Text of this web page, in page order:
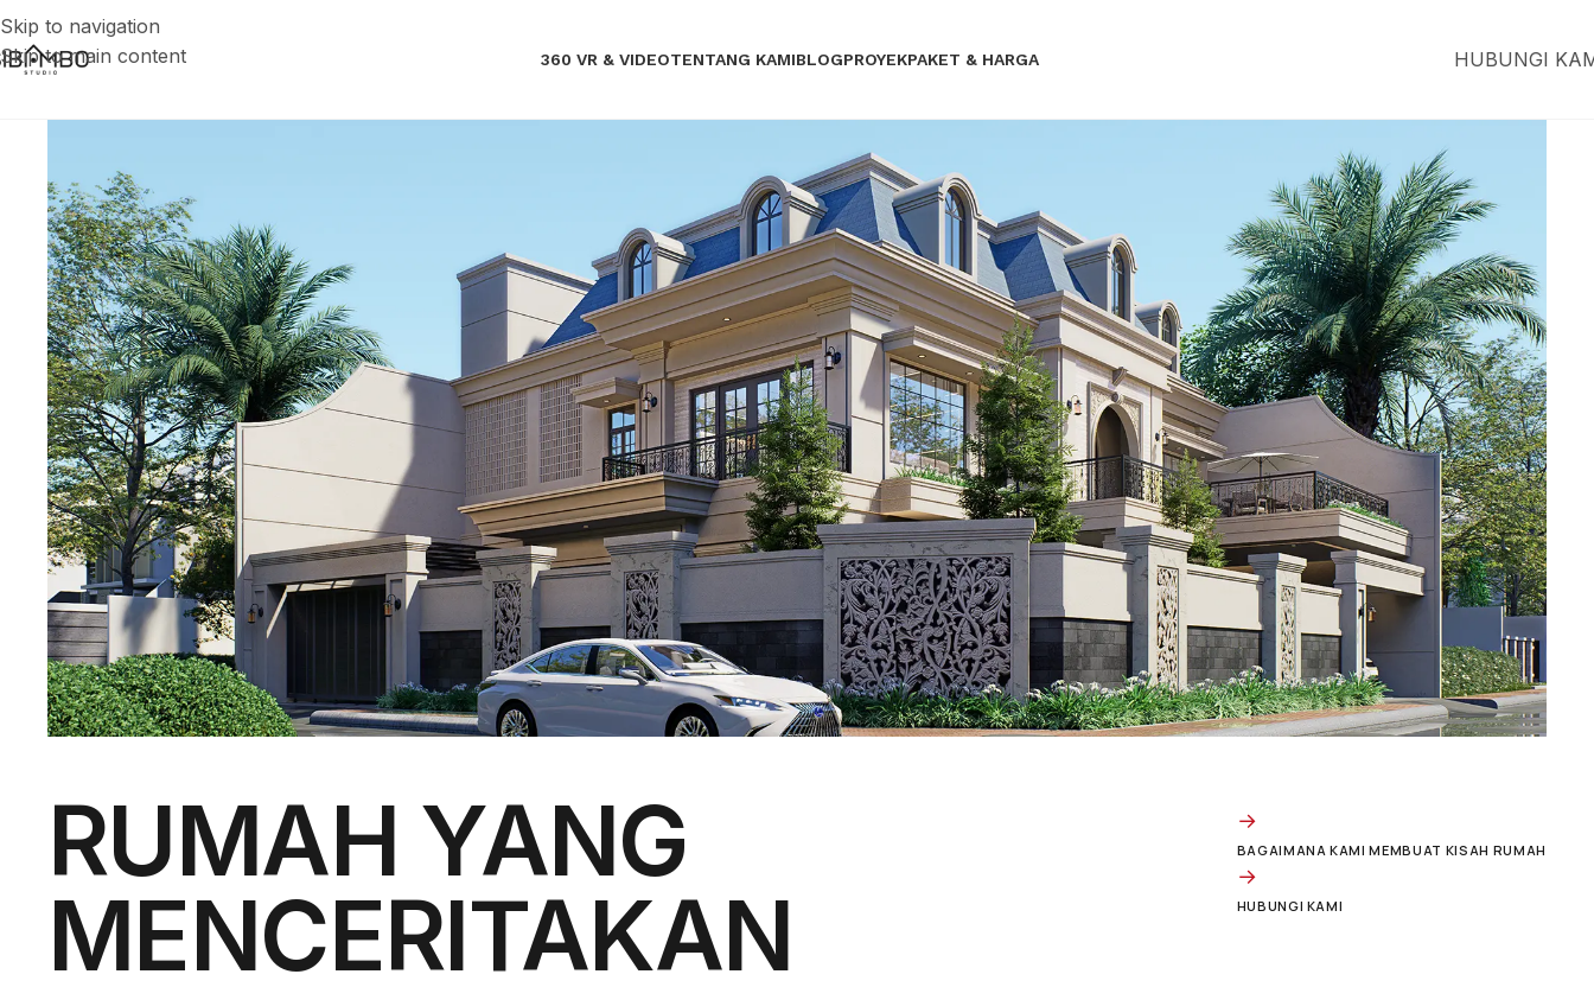
Skip to navigation
Skip to main content
360 VR & VIDEOTENTANG KAMIBLOGPROYEKPAKET & HARGA HUBUNGI
RUMAH YANG
MENCERITAKAN
→
BAGAIMANA KAMI MEMBUAT KISAH RUMAH
→
HUBUNGI KAMI